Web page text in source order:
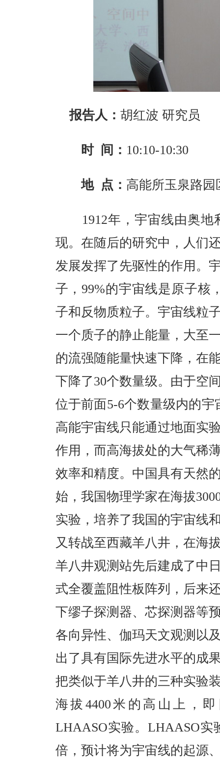
报告人： 胡红波 研究员
时 间： 10:10-10:30
地 点： 高能所玉泉路园
1912年，宇宙线由奥地
现。在随后的研究中，人们
发展发挥了先驱性的作用。
子，99%的宇宙线是原子核
子和反物质粒子。宇宙线粒
一个质子的静止能量，大至
的流强随能量快速下降，在
下降了30个数量级。由于空
位于前面5-6个数量级内的
高能宇宙线只能通过地面实
作用，而高海拔处的大气稀
效率和精度。中国具有天然
始，我国物理学家在海拔
实验，培养了我国的宇宙线
又转战至西藏羊八井，在海
羊八井观测站先后建成了中
式全覆盖阻性板阵列，后来
下缪子探测器、芯探测器等
各向异性、伽玛天文观测以
出了具有国际先进水平的成
把类似于羊八井的三种实验
海拔4400米的高山上，
LHAASO实验。LHAASO
倍，预计将为宇宙线的起源